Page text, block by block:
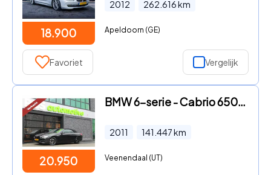
18.900
2012 262.616km
Apeldoorn (GE)
Favoriet Vergelijk
20.950
BMW 6-serie - Cabrio 650i High Executive | HUD | KEYLESS | CUSTOM STUUR |
2011 141.447km
Veenendaal (UT)